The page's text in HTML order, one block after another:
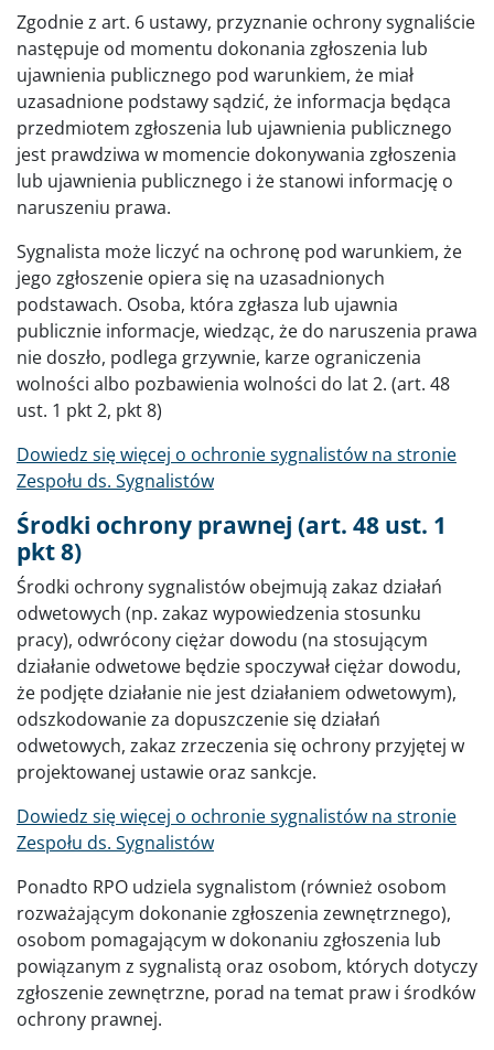
Zgodnie z art. 6 ustawy, przyznanie ochrony sygnaliście
następuje od momentu dokonania zgłoszenia lub
ujawnienia publicznego pod warunkiem, że miał
uzasadnione podstawy sądzić, że informacja będąca
przedmiotem zgłoszenia lub ujawnienia publicznego
jest prawdziwa w momencie dokonywania zgłoszenia
lub ujawnienia publicznego i że stanowi informację o
naruszeniu prawa.
Sygnalista może liczyć na ochronę pod warunkiem, że
jego zgłoszenie opiera się na uzasadnionych
podstawach. Osoba, która zgłasza lub ujawnia
publicznie informacje, wiedząc, że do naruszenia prawa
nie doszło, podlega grzywnie, karze ograniczenia
wolności albo pozbawienia wolności do lat 2. (art. 48
ust. 1 pkt 2, pkt 8)
Dowiedz się więcej o ochronie sygnalistów na stronie
Zespołu ds. Sygnalistów
Środki ochrony prawnej (art. 48 ust. 1
pkt 8)
Środki ochrony sygnalistów obejmują zakaz działań
odwetowych (np. zakaz wypowiedzenia stosunku
pracy), odwrócony ciężar dowodu (na stosującym
działanie odwetowe będzie spoczywał ciężar dowodu,
że podjęte działanie nie jest działaniem odwetowym),
odszkodowanie za dopuszczenie się działań
odwetowych, zakaz zrzeczenia się ochrony przyjętej w
projektowanej ustawie oraz sankcje.
Dowiedz się więcej o ochronie sygnalistów na stronie
Zespołu ds. Sygnalistów
Ponadto RPO udziela sygnalistom (również osobom
rozważającym dokonanie zgłoszenia zewnętrznego),
osobom pomagającym w dokonaniu zgłoszenia lub
powiązanym z sygnalistą oraz osobom, których dotyczy
zgłoszenie zewnętrzne, porad na temat praw i środków
ochrony prawnej.